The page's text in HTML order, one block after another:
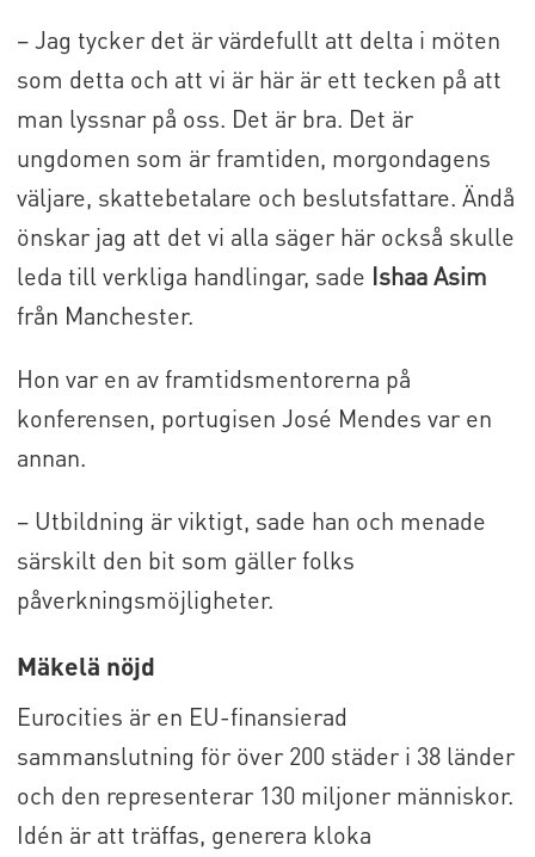
– Jag tycker det är värdefullt att delta i möten
som detta och att vi är här är ett tecken på att
man lyssnar på oss. Det är bra. Det är
ungdomen som är framtiden, morgondagens
väljare, skattebetalare och beslutsfattare. Ändå
önskar jag att det vi alla säger här också skulle
leda till verkliga handlingar, sade Ishaa Asim
från Manchester.
Hon var en av framtidsmentorerna på
konferensen, portugisen José Mendes var en
annan.
– Utbildning är viktigt, sade han och menade
särskilt den bit som gäller folks
påverkningsmöjligheter.
Mäkelä nöjd
Eurocities är en EU-finansierad
sammanslutning för över 200 städer i 38 länder
och den representerar 130 miljoner människor.
Idén är att träffas, generera kloka